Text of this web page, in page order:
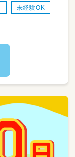
未経験OK